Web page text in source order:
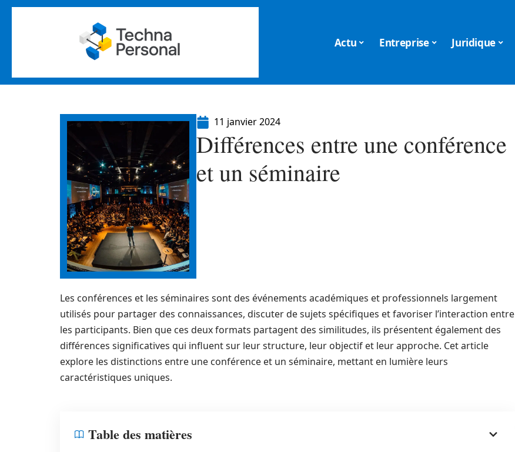
Actu Entreprise Juridique
11 janvier 2024
Différences entre une conférence
et un séminaire
Les conférences et les séminaires sont des événements académiques et professionnels largement
utilisés pour partager des connaissances, discuter de sujets spécifiques et favoriser l’interaction entre
les participants. Bien que ces deux formats partagent des similitudes, ils présentent également des
différences significatives qui influent sur leur structure, leur objectif et leur approche. Cet article
explore les distinctions entre une conférence et un séminaire, mettant en lumière leurs
caractéristiques uniques.
Table des matières